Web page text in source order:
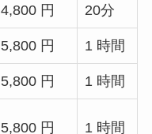
4,800 円 20分
5,800 円 1 時間
5,800 円 1 時間
5,800 円 1 時間